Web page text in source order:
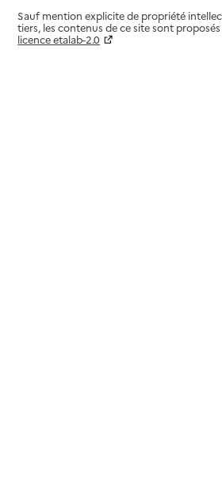
Sauf mention explicite de propriété
tiers, les contenus de ce site sont proposés
licence etalab-2.0